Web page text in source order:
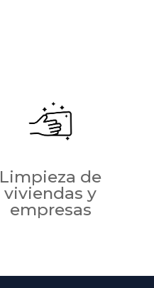
Limpieza de
viviendas y
empresas